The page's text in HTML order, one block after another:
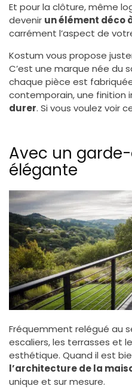
Et pour la clôture, même
devenir un élément déco
carrément l’aspect de
Kostum vous propose
C’est une marque née du
chaque pièce est
contemporain, une finition
durer. Si vous voulez voir
Avec un
élégante
Fréquemment relégué au
escaliers, les terrasses et
esthétique. Quand il est
l’architecture de la
unique et sur mesure.